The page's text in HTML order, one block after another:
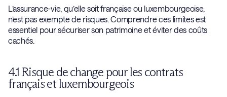
L’assurance-vie, qu’elle soit française ou luxembourgeoise,
n’est pas exempte de risques. Comprendre ces limites est
essentiel pour sécuriser son patrimoine et éviter des coûts
cachés.
4.1 Risque de change pour les contrats
français et luxembourgeois